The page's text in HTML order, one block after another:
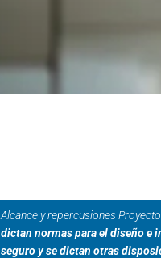
Alcance y repercusiones
dictan normas para el diseño e
seguro y se dictan otras